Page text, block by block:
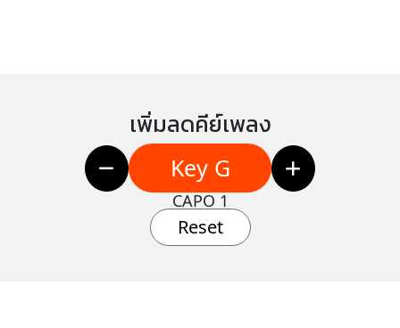
เพิ่มลดคีย์เพลง
Key G
CAPO 1
Reset